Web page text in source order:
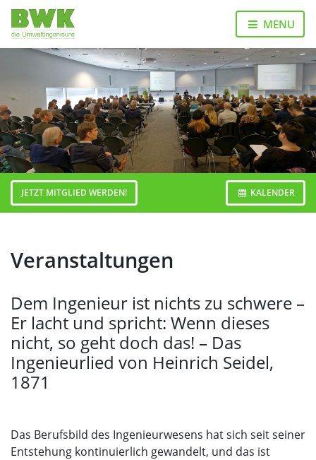
Home
Landesverband
Bezirksgruppen
Junges
Forum
Veranstaltungen
Publikationen MENU
JETZT MITGLIED WERDEN! KALENDER
Veranstaltungen
Dem Ingenieur ist nichts zu schwere –
Er lacht und spricht: Wenn dieses
nicht, so geht doch das! – Das
Ingenieurlied von Heinrich Seidel,
1871
Das Berufsbild des Ingenieurwesens hat sich seit seiner
Entstehung kontinuierlich gewandelt, und das ist